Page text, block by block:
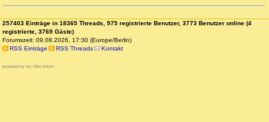
257403 Einträge in 18365 Threads, 975 registrierte Benutzer, 3773 Benutzer online (4
registrierte, 3769 Gäste)
Forumszeit: 09.08.2026, 17:30 (Europe/Berlin)
RSS Einträge
RSS Threads Kontakt
powered by my little forum